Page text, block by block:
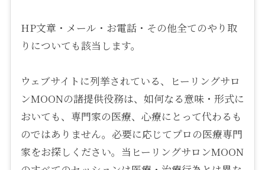
HP文章・メール・お電話・その他全てのやり取
りについても該当します。
ウェブサイトに列挙されている、ヒーリングサロ
ンMOONの諸提供役務は、如何なる意味・形式に
おいても、専門家の医療、心療にとって代わるも
のではありません。必要に応じてプロの医療専門
家をお探しください。当ヒーリングサロンMOON